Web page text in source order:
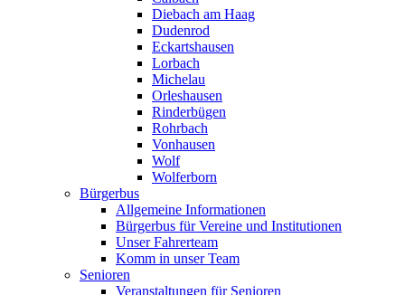
Diebach am Haag
Dudenrod
Eckartshausen
Lorbach
Michelau
Orleshausen
Rinderbügen
Rohrbach
Vonhausen
Wolf
Wolferborn
Bürgerbus
Allgemeine Informationen
Bürgerbus für Vereine und Institutionen
Unser Fahrerteam
Komm in unser Team
Senioren
Veranstaltungen für Senioren